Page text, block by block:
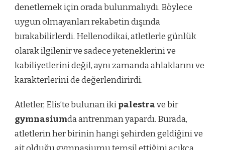
denetlemek için orada bulunmalıydı. Böylece
uygun olmayanları rekabetin dışında
bırakabilirlerdi. Hellenodikai, atletlerle günlük
olarak ilgilenir ve sadece yeteneklerini ve
kabiliyetlerini değil, aynı zamanda ahlaklarını ve
karakterlerini de değerlendirirdi.
Atletler, Elis’te bulunan ikipalestrave bir
gymnasiumda antrenman yapardı. Burada,
atletlerin her birinin hangi şehirden geldiğini ve